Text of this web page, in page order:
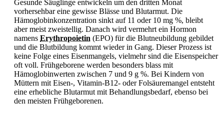
Gesunde Säuglinge entwickeln um den dritten Monat
vorhersehbar eine gewisse Blässe und Blutarmut. Die
Hämoglobinkonzentration sinkt auf 11 oder 10 mg %, bleibt
aber meist zweistellig. Danach wird vermehrt ein Hormon
namens Erythropoietin (EPO) für die Blutneubildung gebildet
und die Blutbildung kommt wieder in Gang. Dieser Prozess ist
keine Folge eines Eisenmangels, vielmehr sind die Eisenspeicher
oft voll. Frühgeborene werden besonders blass mit
Hämoglobinwerten zwischen 7 und 9 g %. Bei Kindern von
Müttern mit Eisen-, Vitamin-B12- oder Folsäuremangel entsteht
eine erhebliche Blutarmut mit Behandlungsbedarf, ebenso bei
den meisten Frühgeborenen.